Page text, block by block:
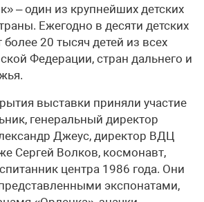
– один из крупнейших детских
Ежегодно в десяти детских
более 20 тысяч детей из всех
Федерации, стран дальнего и
выставки приняли участие
генеральный директор
Джеус, директор ВДЦ
Сергей Волков, космонавт,
центра 1986 года. Они
экспонатами,